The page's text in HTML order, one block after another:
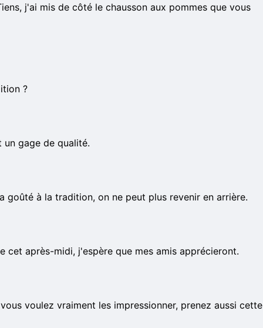
j'ai mis de côté le chausson aux pommes que vous
?
gage de qualité.
goûté à la tradition, on ne peut plus revenir en arrière.
cet après-midi, j'espère que mes amis apprécieront.
voulez vraiment les impressionner, prenez aussi cette